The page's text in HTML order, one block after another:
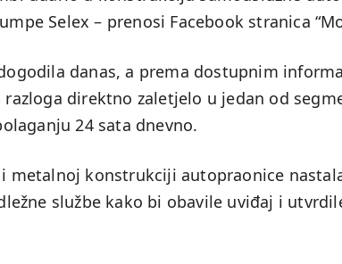
Selex – prenosi Facebook stranica
danas, a prema dostupnim
direktno zaletjelo u jedan od
24 sata dnevno.
metalnoj konstrukciji autopraonice
službe kako bi obavile uviđaj i